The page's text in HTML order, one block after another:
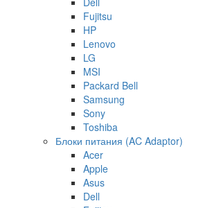
Fujitsu
HP
Lenovo
LG
MSI
Packard Bell
Samsung
Sony
Toshiba
Блоки питания (AC Adaptor)
Acer
Apple
Asus
Dell